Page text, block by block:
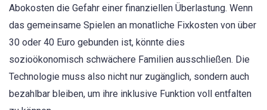
Abokosten die Gefahr einer finanziellen Überlastung. Wenn
das gemeinsame Spielen an monatliche Fixkosten von über
30 oder 40 Euro gebunden ist, könnte dies
sozioökonomisch schwächere Familien ausschließen. Die
Technologie muss also nicht nur zugänglich, sondern auch
bezahlbar bleiben, um ihre inklusive Funktion voll entfalten